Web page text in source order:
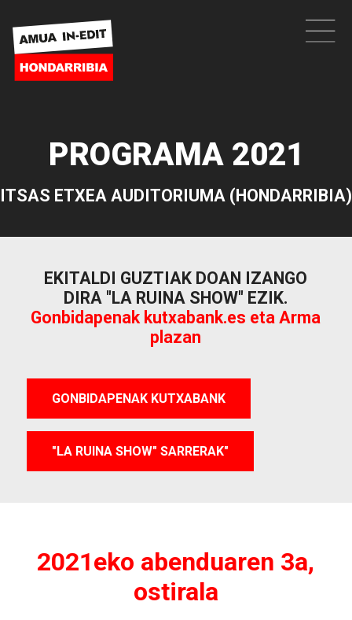
PROGRAMA 2021
ITSAS ETXEA AUDITORIUMA (HONDARRIBIA)
EKITALDI GUZTIAK DOAN IZANGO
DIRA "LA RUINA SHOW" EZIK.
Gonbidapenak kutxabank.es eta Arma
plazan
GONBIDAPENAK KUTXABANK
"LA RUINA SHOW" SARRERAK"
2021eko abenduaren 3a,
ostirala